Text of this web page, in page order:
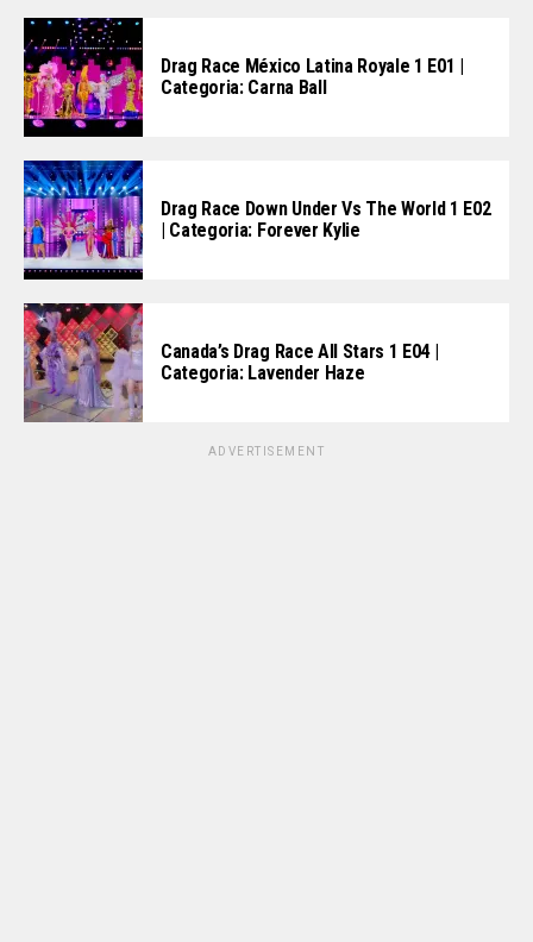
Drag Race México Latina Royale 1 E01 |
Categoria: Carna Ball
Drag Race Down Under Vs The World 1 E02
| Categoria: Forever Kylie
Canada’s Drag Race All Stars 1 E04 |
Categoria: Lavender Haze
ADVERTISEMENT